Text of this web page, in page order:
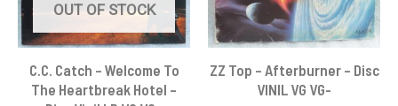
OUT OF STOCK
C.C. Catch – Welcome To
The Heartbreak Hotel –
ZZ Top – Afterburner – Disc
VINIL VG VG-